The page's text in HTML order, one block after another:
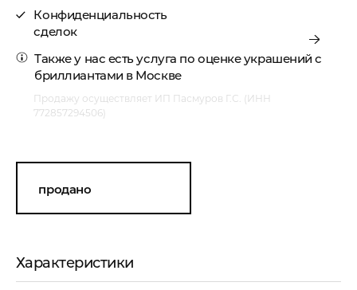
Конфиденциальность
сделок
Также у нас есть услуга по оценке украшений с
бриллиантами в Москве
Продажу осуществляет ИП Пасмуров Г.С. (ИНН
772857294506)
продано
Характеристики